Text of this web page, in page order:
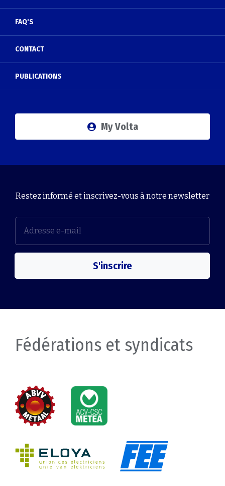
FAQ'S
CONTACT
PUBLICATIONS
My Volta
Restez informé et inscrivez-vous à notre newsletter
S'inscrire
Fédérations et syndicats